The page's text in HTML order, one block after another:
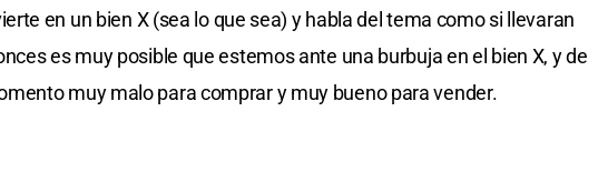
en un bien X (sea lo que sea) y habla del tema como si llevaran
es muy posible que estemos ante una burbuja en el bien X, y de
muy malo para comprar y muy bueno para vender.